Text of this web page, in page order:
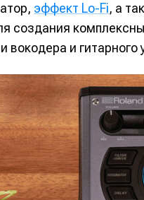
обработки
обработки
обработки
обработки
эффект Lo-Fi, а
создания
и гитарного